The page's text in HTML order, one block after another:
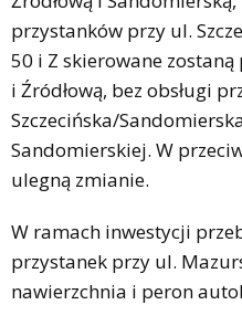
przystanków przy ul.
50 i Z skierowane zostaną
i Źródłową, bez obsługi
Szczecińska/
Sandomierskiej. W
ulegną zmianie.
W ramach inwestycji
przystanek przy ul.
nawierzchnia i peron